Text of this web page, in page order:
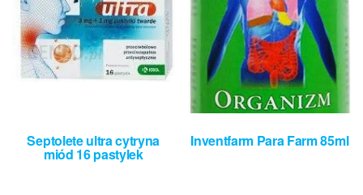
Septolete ultra cytryna
miód 16 pastylek
Inventfarm Para Farm 85ml